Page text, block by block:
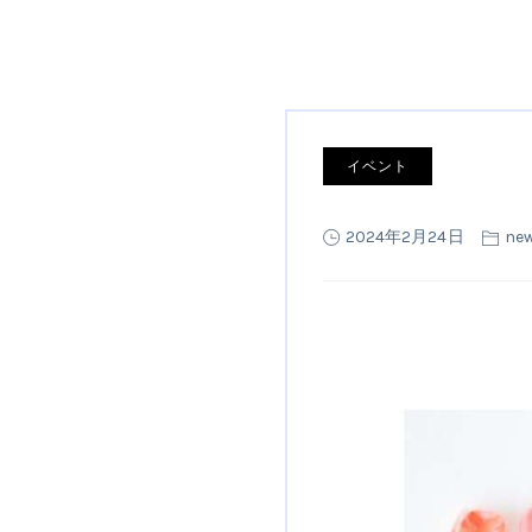
イベント
2024年2月24日